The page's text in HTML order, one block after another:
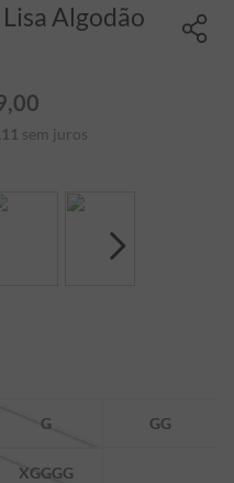
Algodão
,00
11 sem juros
G GG
XGGGG
boné
º
pima
º
jaqueta
º